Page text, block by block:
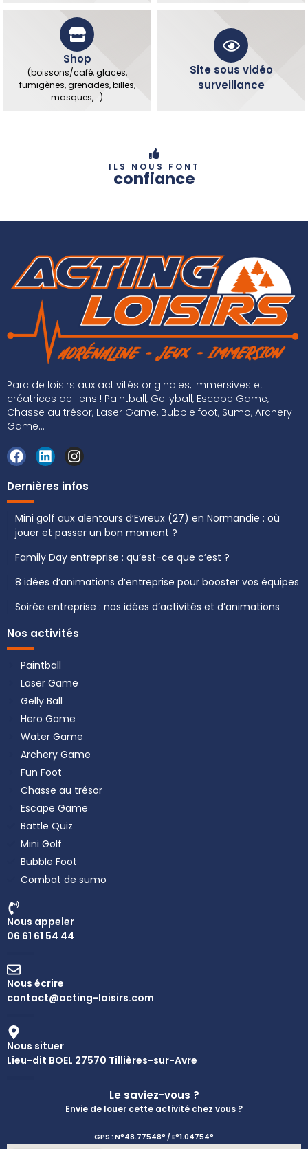
Shop
(boissons/café, glaces,
fumigènes, grenades, billes,
masques,...)
Site sous vidéo
surveillance
ILS NOUS FONT
confiance
Parc de loisirs aux activités originales, immersives et
créatrices de liens ! Paintball, Gellyball, Escape Game,
Chasse au trésor, Laser Game, Bubble foot, Sumo, Archery
Game...
Dernières infos
Mini golf aux alentours d’Evreux (27) en Normandie : où
jouer et passer un bon moment ?
Family Day entreprise : qu’est-ce que c’est ?
8 idées d’animations d’entreprise pour booster vos équipes
Soirée entreprise : nos idées d’activités et d’animations
Nos activités
Paintball
Laser Game
Gelly Ball
Hero Game
Water Game
Archery Game
Fun Foot
Chasse au trésor
Escape Game
Battle Quiz
Mini Golf
Bubble Foot
Combat de sumo
Nous appeler
06 61 61 54 44
Nous écrire
contact@acting-loisirs.com
Nous situer
Lieu-dit BOEL 27570 Tillières-sur-Avre
Le saviez-vous ?
Envie de louer cette activité chez vous ?
GPS : N°48.77548° / E°1.04754°